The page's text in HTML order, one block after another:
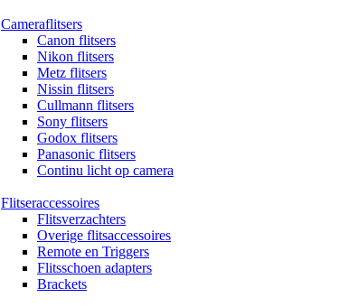
Cameraflitsers
Canon flitsers
Nikon flitsers
Metz flitsers
Nissin flitsers
Cullmann flitsers
Sony flitsers
Godox flitsers
Panasonic flitsers
Continu licht op camera
Flitseraccessoires
Flitsverzachters
Overige flitsaccessoires
Remote en Triggers
Flitsschoen adapters
Brackets